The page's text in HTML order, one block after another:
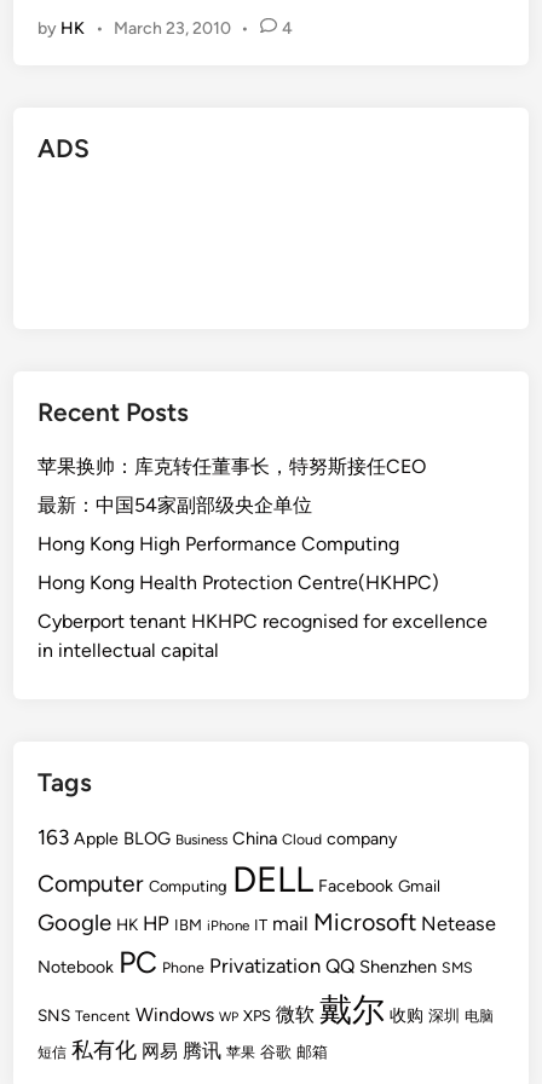
盟
by HK • March 23, 2010 • 4
ADS
Recent Posts
苹果换帅：库克转任董事长，特努斯接任CEO
最新：中国54家副部级央企单位
Hong Kong High Performance Computing
Hong Kong Health Protection Centre(HKHPC)
Cyberport tenant HKHPC recognised for excellence
in intellectual capital
Tags
163 Apple BLOG Business China Cloud company
Computer Computing DELL Facebook Gmail
Google HK HP IBM iPhone IT mail Microsoft Netease
Notebook PC Phone Privatization QQ Shenzhen SMS
SNS Tencent Windows WP XPS 微软 戴尔 收购 深圳 电脑
短信 私有化 网易 腾讯 苹果 谷歌 邮箱